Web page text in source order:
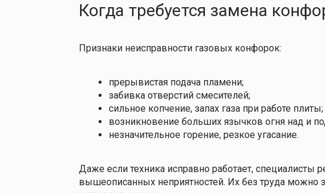
Когда требуется замена
Признаки неисправности газовых конфорок:
прерывистая подача пламени;
забивка отверстий смесителей;
сильное копчение, запах газа при работе плиты;
возникновение больших язычков огня над и
незначительное горение, резкое угасание.
Даже если техника исправно работает,
вышеописанных неприятностей. Их без труда можно